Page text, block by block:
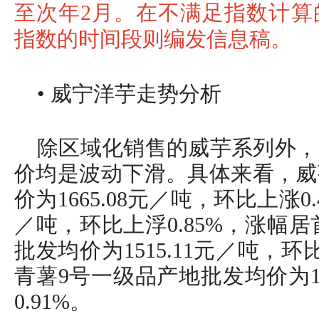
至次年2月。在不满足指数计
指数的时间段则编发信息稿。
• 威宁洋芋走势分析
除区域化销售的威芋系列外
价均是波动下滑。具体来看，
价为1665.08元／吨，环比上涨
／吨，环比上浮0.85%，涨幅
批发均价为1515.11元／吨，环
青薯9号一级品产地批发均价为
0.91%。